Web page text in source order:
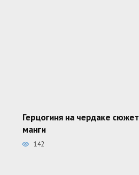
Герцогиня на чердаке сюжет
манги
142